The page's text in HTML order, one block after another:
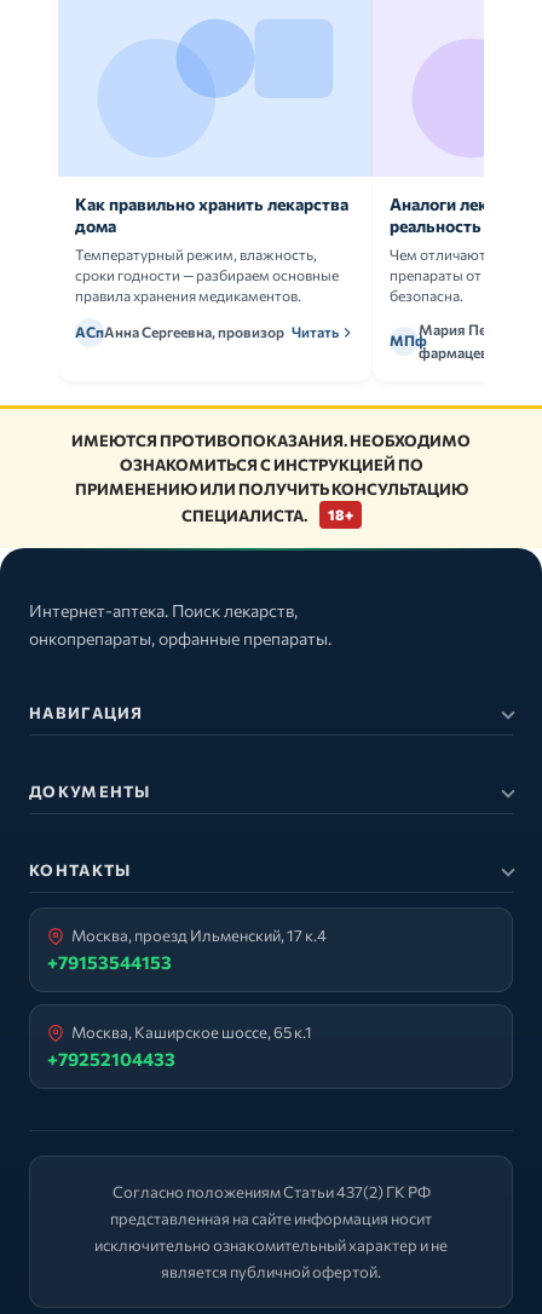
Как правильно хранить лекарства
дома
Температурный режим, влажность,
сроки годности — разбираем основные
правила хранения медикаментов.
АСпАнна Сергеевна, провизор Читать
Аналоги
реальность
Чем отличаются
препараты от
безопасна.
МПф
Мария Петрова,
фармацевт
ИМЕЮТСЯ ПРОТИВОПОКАЗАНИЯ. НЕОБХОДИМО
ОЗНАКОМИТЬСЯ С ИНСТРУКЦИЕЙ ПО
ПРИМЕНЕНИЮ ИЛИ ПОЛУЧИТЬ КОНСУЛЬТАЦИЮ
СПЕЦИАЛИСТА.
18+
Интернет-аптека. Поиск лекарств,
онкопрепараты, орфанные препараты.
НАВИГАЦИЯ
ДОКУМЕНТЫ
КОНТАКТЫ
Москва, проезд Ильменский, 17 к.4
+79153544153
Москва, Каширское шоссе, 65 к.1
+79252104433
Согласно положениям Статьи 437(2) ГК РФ
представленная на сайте информация носит
исключительно ознакомительный характер и не
является публичной офертой.